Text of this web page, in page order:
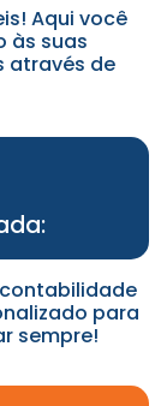
Aqui você
às suas
através de
para
sempre!